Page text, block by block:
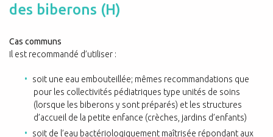
des biberons (H)
Cas communs
Il est recommandé d’utiliser :
soit une eau embouteillée; mêmes recommandations que
pour les collectivités pédiatriques type unités de soins
(lorsque les biberons y sont préparés) et les structures
d’accueil de la petite enfance (crèches, jardins d’enfants)
soit de l’eau bactériologiquement maîtrisée répondant aux